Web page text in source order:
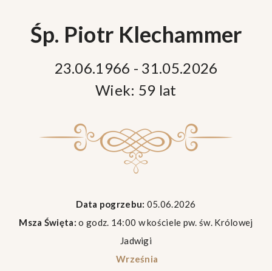
Śp. Piotr Klechammer
23.06.1966 - 31.05.2026
Wiek: 59 lat
Data pogrzebu: 05.06.2026
Msza Święta: o godz. 14:00 w kościele pw. św. Królowej
Jadwigi
Września